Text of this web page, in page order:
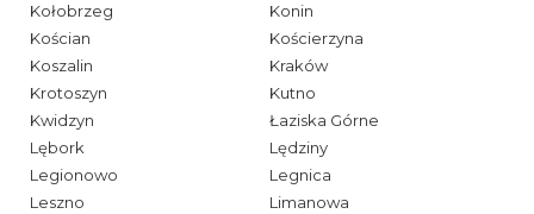
Kołobrzeg
Konin
Kościan
Kościerzyna
Koszalin
Kraków
Krotoszyn
Kutno
Kwidzyn
Łaziska Górne
Lębork
Lędziny
Legionowo
Legnica
Leszno
Limanowa